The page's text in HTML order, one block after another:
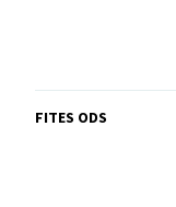
FITES ODS